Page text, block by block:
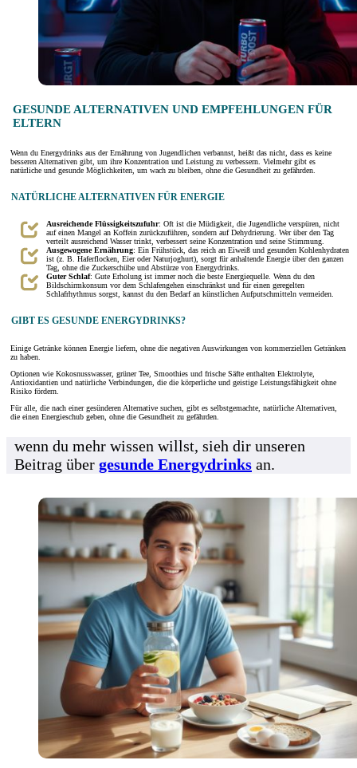
GESUNDE ALTERNATIVEN UND EMPFEHLUNGEN FÜR
ELTERN
Wenn du Energydrinks aus der Ernährung von Jugendlichen verbannst, heißt das nicht, dass es keine
besseren Alternativen gibt, um ihre Konzentration und Leistung zu verbessern. Vielmehr gibt es
natürliche und gesunde Möglichkeiten, um wach zu bleiben, ohne die Gesundheit zu gefährden.
NATÜRLICHE ALTERNATIVEN FÜR ENERGIE
Ausreichende Flüssigkeitszufuhr: Oft ist die Müdigkeit, die Jugendliche verspüren, nicht
auf einen Mangel an Koffein zurückzuführen, sondern auf Dehydrierung. Wer über den Tag
verteilt ausreichend Wasser trinkt, verbessert seine Konzentration und seine Stimmung.
Ausgewogene Ernährung: Ein Frühstück, das reich an Eiweiß und gesunden Kohlenhydraten
ist (z. B. Haferflocken, Eier oder Naturjoghurt), sorgt für anhaltende Energie über den ganzen
Tag, ohne die Zuckerschübe und Abstürze von Energydrinks.
Guter Schlaf: Gute Erholung ist immer noch die beste Energiequelle. Wenn du den
Bildschirmkonsum vor dem Schlafengehen einschränkst und für einen geregelten
Schlafrhythmus sorgst, kannst du den Bedarf an künstlichen Aufputschmitteln vermeiden.
GIBT ES GESUNDE ENERGYDRINKS?
Einige Getränke können Energie liefern, ohne die negativen Auswirkungen von kommerziellen Getränken
zu haben.
Optionen wie Kokosnusswasser, grüner Tee, Smoothies und frische Säfte enthalten Elektrolyte,
Antioxidantien und natürliche Verbindungen, die die körperliche und geistige Leistungsfähigkeit ohne
Risiko fördern.
Für alle, die nach einer gesünderen Alternative suchen, gibt es selbstgemachte, natürliche Alternativen,
die einen Energieschub geben, ohne die Gesundheit zu gefährden.
wenn du mehr wissen willst, sieh dir unseren
Beitrag über gesunde Energydrinks an.